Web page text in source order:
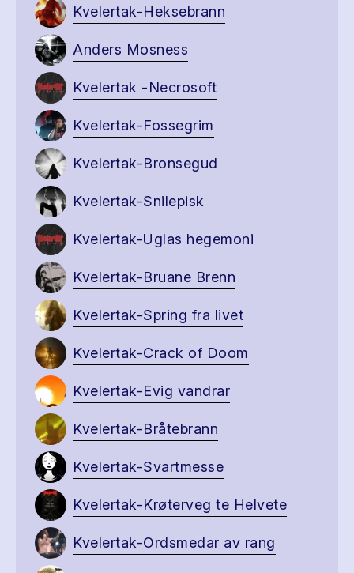
Kvelertak-Heksebrann
Anders Mosness
Kvelertak -Necrosoft
Kvelertak-Fossegrim
Kvelertak-Bronsegud
Kvelertak-Snilepisk
Kvelertak-Uglas hegemoni
Kvelertak-Bruane Brenn
Kvelertak-Spring fra livet
Kvelertak-Crack of Doom
Kvelertak-Evig vandrar
Kvelertak-Bråtebrann
Kvelertak-Svartmesse
Kvelertak-Krøterveg te Helvete
Kvelertak-Ordsmedar av rang